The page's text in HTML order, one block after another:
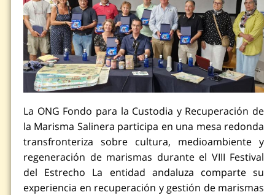
La ONG Fondo para la Custodia y Recuperación de
la Marisma Salinera participa en una mesa redonda
transfronteriza sobre cultura, medioambiente y
regeneración de marismas durante el VIII Festival
del Estrecho La entidad andaluza comparte su
experiencia en recuperación y gestión de marismas